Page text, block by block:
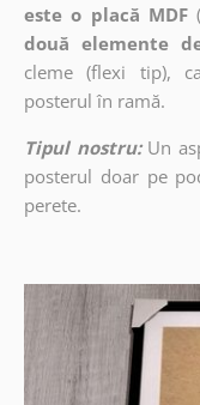
este o placă MDF
două elemente
cleme (flexi tip),
posterul în ramă.
Tipul nostru: Un
posterul doar pe
perete.